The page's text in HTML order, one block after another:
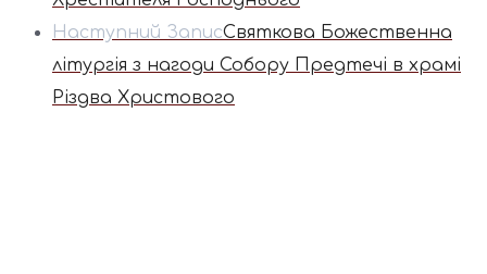
Наступний ЗаписСвяткова Божественна
літургія з нагоди Собору Предтечі в храмі
Різдва Христового